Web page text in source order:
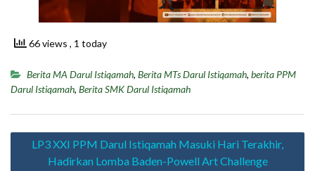
66 views , 1 today
Berita MA Darul Istiqamah, Berita MTs Darul Istiqamah, berita PPM
Darul Istiqamah, Berita SMK Darul Istiqamah
Navigasi
LP3 XXI PPM Darul Istiqamah Masuki Hari Terakhir,
Hadirkan Lomba Baden-Powell Art Challenge